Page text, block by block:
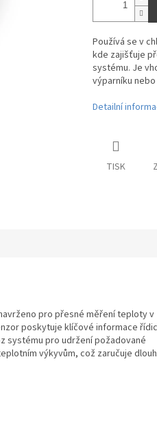
Používá se v
kde zajišťuje
systému. Je
výparníku
Detailní
TISK
pro přesné měření teploty v
poskytuje klíčové informace
systému pro udržení požadované
výkyvům, což zaručuje